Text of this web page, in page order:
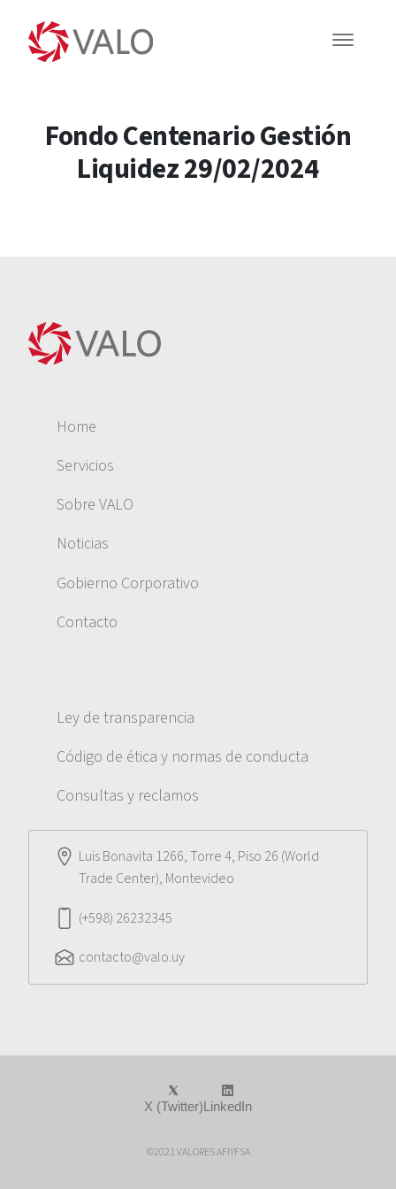
Fondo Centenario Gestión
Liquidez 29/02/2024
Home
Servicios
Sobre VALO
Noticias
Gobierno Corporativo
Contacto
Ley de transparencia
Código de ética y normas de conducta
Consultas y reclamos
Luis Bonavita 1266, Torre 4, Piso 26 (World
Trade Center), Montevideo
(+598) 26232345
contacto@valo.uy
©2021 VALORES AFIYFSA
X (Twitter)LinkedIn